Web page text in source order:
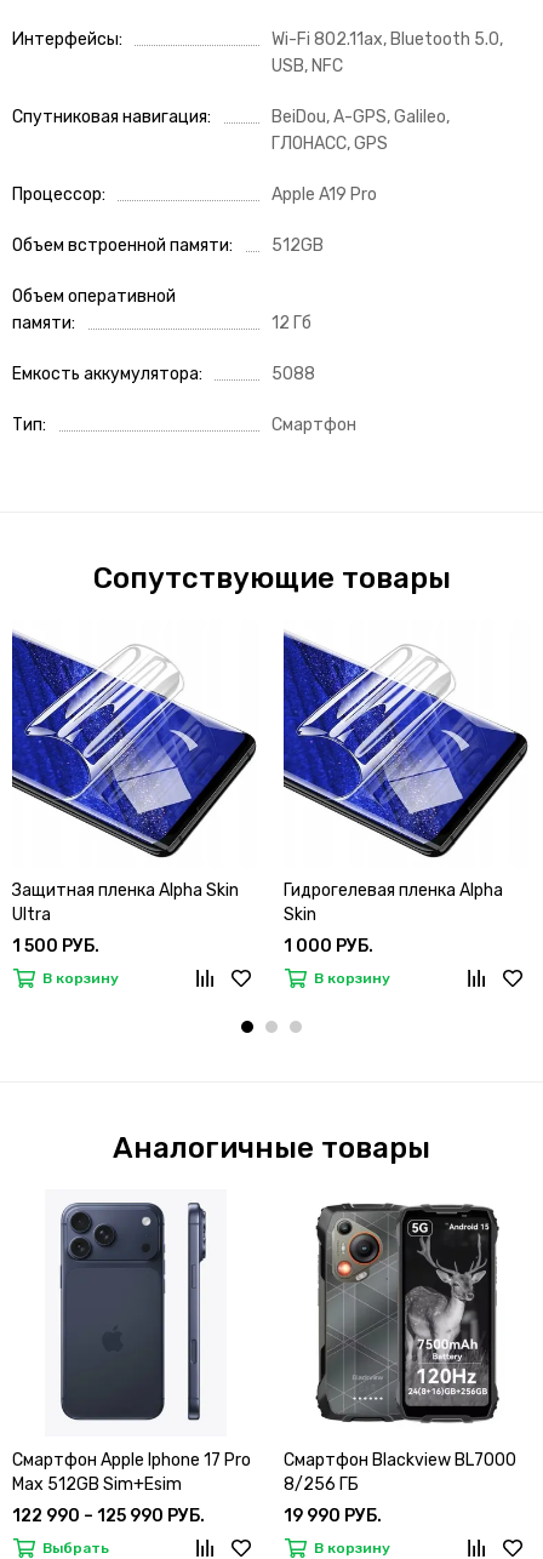
Интерфейсы
Wi-Fi 802.11ax, Bluetooth 5.0,
USB, NFC
Спутниковая навигация
BeiDou, A-GPS, Galileo,
ГЛОНАСС, GPS
Процессор Apple A19 Pro
Объем встроенной памяти 512GB
Объем оперативной
памяти
12 Гб
Емкость аккумулятора 5088
Тип Смартфон
Сопутствующие товары
Защитная пленка Alpha Skin
Ultra
1 500 РУБ.
В корзину
Гидрогелевая пленка Alpha
Skin
1 000 РУБ.
В корзину
Аналогичные товары
Смартфон Apple Iphone 17 Pro
Max 512GB Sim+Esim
122 990 – 125 990 РУБ.
Выбрать
Смартфон Blackview BL7000
8/256 ГБ
19 990 РУБ.
В корзину